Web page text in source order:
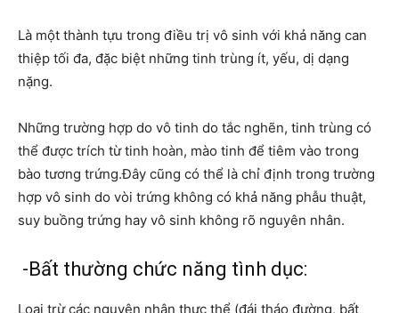
Là một thành tựu trong điều trị vô sinh với khả năng can
thiệp tối đa, đặc biệt những tinh trùng ít, yếu, dị dạng
nặng.
Những trường hợp do vô tinh do tắc nghẽn, tinh trùng có
thể được trích từ tinh hoàn, mào tinh để tiêm vào trong
bào tương trứng.Đây cũng có thể là chỉ định trong trường
hợp vô sinh do vòi trứng không có khả năng phẫu thuật,
suy buồng trứng hay vô sinh không rõ nguyên nhân.
-Bất thường chức năng tình dục:
Loại trừ các nguyên nhân thực thể (đái tháo đường, bất